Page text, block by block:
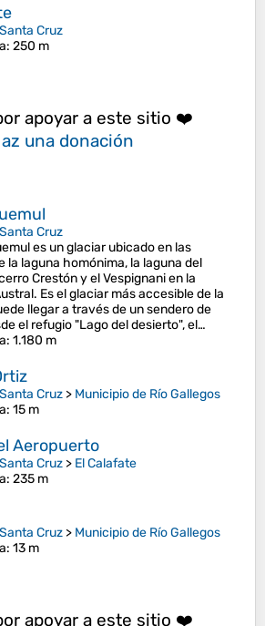
Santa Cruz
: 250 m
apoyar a este sitio ❤️
una donación
Santa Cruz
es un glaciar ubicado en las
la laguna homónima, la laguna del
Crestón y el Vespignani en la
Es el glaciar más accesible de la
llegar a través de un sendero de
el refugio "Lago del desierto"​, el…
: 1.180 m
Santa Cruz > Municipio de Río Gallegos
: 15 m
Aeropuerto
Santa Cruz > El Calafate
: 235 m
Santa Cruz > Municipio de Río Gallegos
: 13 m
apoyar a este sitio ❤️